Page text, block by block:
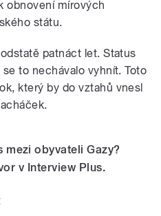
obnovení mírových
státu.
patnáct let. Status
to nechávalo vyhnít. Toto
který by do vztahů vnesl
obyvateli Gazy?
v Interview Plus.